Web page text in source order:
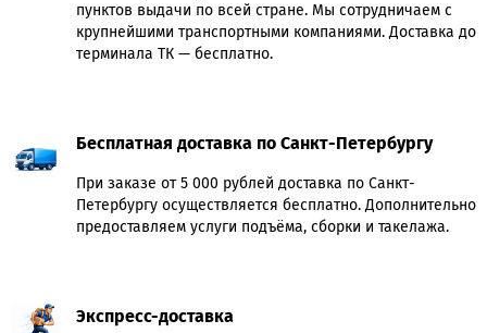
пунктов выдачи по всей стране. Мы сотрудничаем с
крупнейшими транспортными компаниями. Доставка до
терминала ТК — бесплатно.
Бесплатная доставка по Санкт-Петербургу
При заказе от 5 000 рублей доставка по Санкт-
Петербургу осуществляется бесплатно. Дополнительно
предоставляем услуги подъёма, сборки и такелажа.
Экспресс-доставка